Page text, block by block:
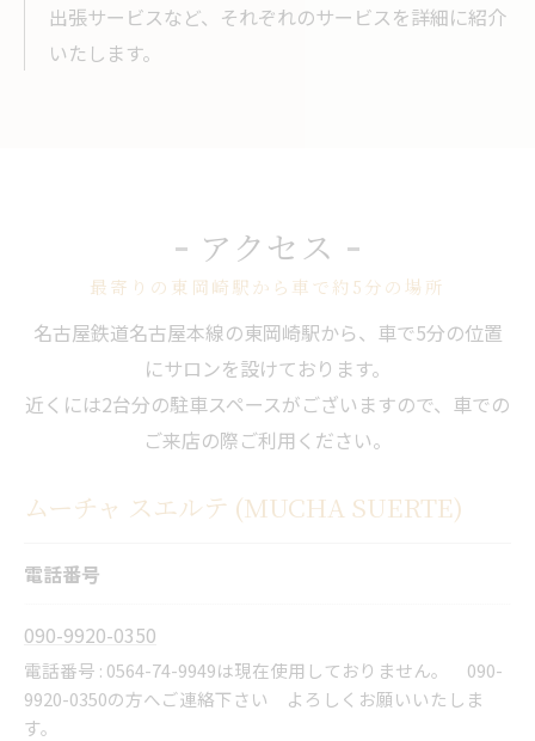
出張サービスなど、それぞれのサービスを詳細に紹介
いたします。
最寄りの東岡崎駅から車で約5分の場所
アクセス
名古屋鉄道名古屋本線の東岡崎駅から、車で5分の位置
にサロンを設けております。
近くには2台分の駐車スペースがございますので、車での
ご来店の際ご利用ください。
ムーチャ スエルテ (MUCHA SUERTE)
電話番号
090-9920-0350
電話番号 : 0564-74-9949は現在使用しておりません。 090-
9920-0350の方へご連絡下さい よろしくお願いいたしま
す。